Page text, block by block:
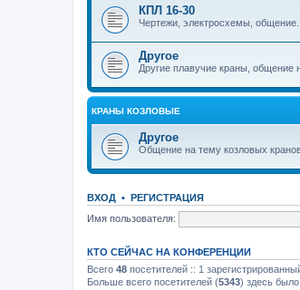
КПЛ 16-30
Чертежи, электросхемы, общение...
Другое
Другие плавучие краны, общение
КРАНЫ КОЗЛОВЫЕ
Другое
Общение на тему козловых
ВХОД • РЕГИСТРАЦИЯ
Имя пользователя:
КТО СЕЙЧАС НА КОНФЕРЕНЦИИ
Всего 48 посетителей :: 1
Больше всего посетителей (5343) здесь